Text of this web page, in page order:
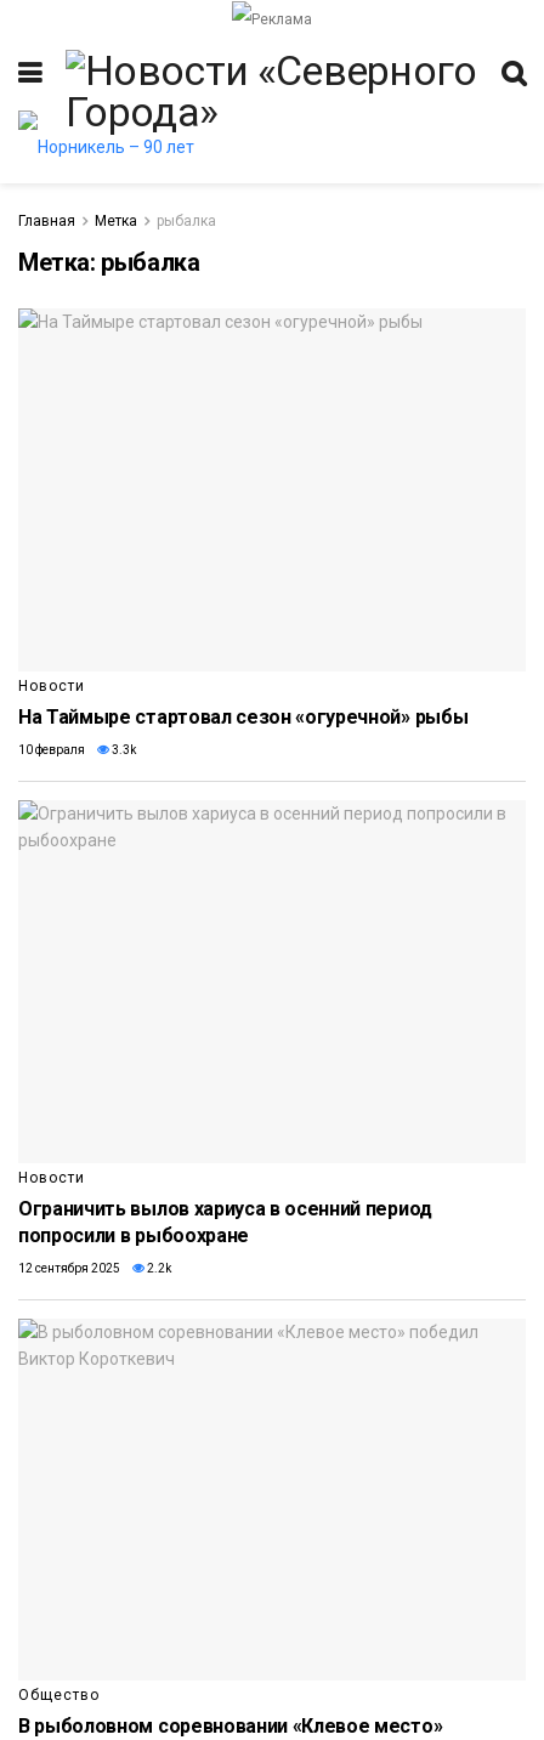
Главная Метка рыбалка
Метка: рыбалка
Новости
На Таймыре стартовал сезон «огуречной» рыбы
10 февраля 3.3k
Новости
Ограничить вылов хариуса в осенний период
попросили в рыбоохране
12 сентября 2025 2.2k
Общество
В рыболовном соревновании «Клевое место»